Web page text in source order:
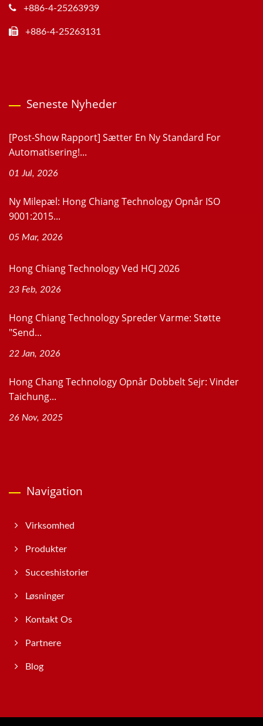
+886-4-25263939
+886-4-25263131
Seneste Nyheder
[Post-Show Rapport] Sætter En Ny Standard For
Automatisering!...
01 Jul, 2026
Ny Milepæl: Hong Chiang Technology Opnår ISO
9001:2015...
05 Mar, 2026
Hong Chiang Technology Ved HCJ 2026
23 Feb, 2026
Hong Chiang Technology Spreder Varme: Støtte
"Send...
22 Jan, 2026
Hong Chang Technology Opnår Dobbelt Sejr: Vinder
Taichung...
26 Nov, 2025
Navigation
Virksomhed
Produkter
Succeshistorier
Løsninger
Kontakt Os
Partnere
Blog